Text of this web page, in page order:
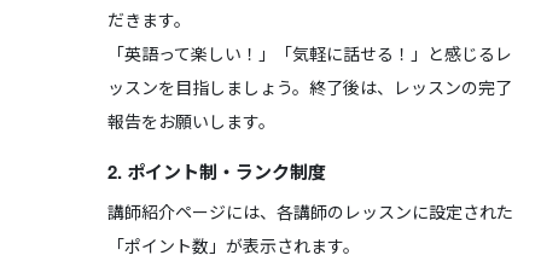
だきます。
「英語って楽しい！」「気軽に話せる！」と感じるレ
ッスンを目指しましょう。終了後は、レッスンの完了
報告をお願いします。
2. ポイント制・ランク制度
講師紹介ページには、各講師のレッスンに設定された
「ポイント数」が表示されます。